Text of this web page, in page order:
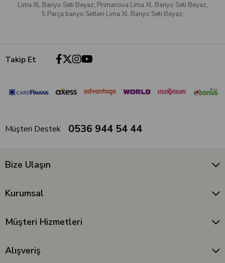
Lima XL Banyo Seti Beyaz, Primanova Lima XL Banyo Seti Beyaz,
5 Parça banyo Setleri Lima XL Banyo Seti Beyaz,
Takip Et
Müşteri Destek 0536 944 54 44
Bize Ulaşın
Kurumsal
Müşteri Hizmetleri
Alışveriş